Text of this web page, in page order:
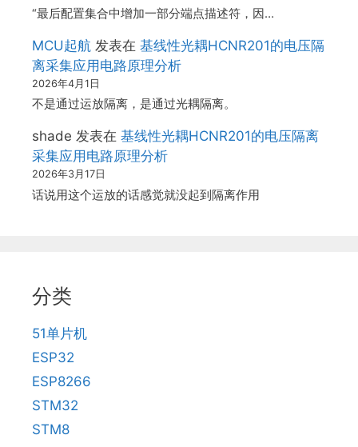
“最后配置集合中增加一部分端点描述符，因…
MCU起航 发表在 基线性光耦HCNR201的电压隔
离采集应用电路原理分析
2026年4月1日
不是通过运放隔离，是通过光耦隔离。
shade 发表在 基线性光耦HCNR201的电压隔离
采集应用电路原理分析
2026年3月17日
话说用这个运放的话感觉就没起到隔离作用
分类
51单片机
ESP32
ESP8266
STM32
STM8